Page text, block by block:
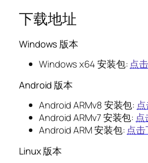
下载地址
Windows 版本
Windows x64 安装包: 点
Android 版本
Android ARMv8 安装包:
Android ARMv7 安装包: 点
Android ARM 安装包: 点
Linux 版本